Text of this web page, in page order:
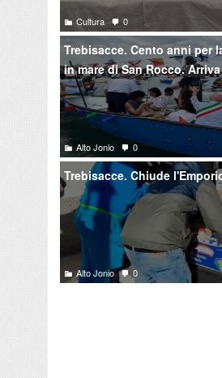
Cultura 0
Trebisacce. Cento anni per
in mare di San Rocco.
Alto Jonio 0
Trebisacce. Chiude
Alto Jonio 0